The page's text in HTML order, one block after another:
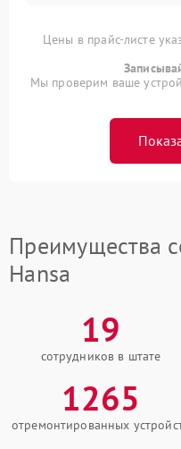
Цены в прайс-листе
Мы проверим ваше
Преимущества
Hansa
19
сотрудников в штате
1265
отремонтированных